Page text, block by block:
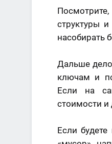
структуры
насобирать
Дальше дело
ключам и
Если на
стоимости и
Если будете